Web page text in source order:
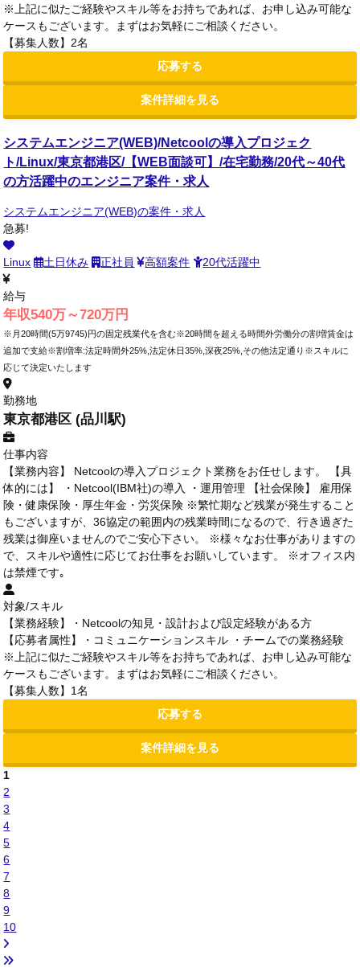
※上記に似たご経験やスキル等をお持ちであれば、お申し込み可能な
ケースもございます。まずはお気軽にご相談ください。
【募集人数】2名
応募する
案件詳細を見る
システムエンジニア(WEB)/Netcoolの導入プロジェク
ト/Linux/東京都港区/【WEB面談可】/在宅勤務/20代～40代
の方活躍中のエンジニア案件・求人
システムエンジニア(WEB)の案件・求人
急募!
Linux 土日休み 正社員 高額案件 20代活躍中
給与
年収540万～720万円
※月20時間(5万9745)円の固定残業代を含む※20時間を超える時間外労働分の割増賃金は
追加で支給※割増率:法定時間外25%,法定休日35%,深夜25%,その他法定通り※スキルに
応じて決定いたします
勤務地
東京都港区 (品川駅)
仕事内容
【業務内容】 Netcoolの導入プロジェクト業務をお任せします。 【具
体的には】 ・Netcool(IBM社)の導入 ・運用管理 【社会保険】 雇用保
険・健康保険・厚生年金・労災保険 ※繁忙期など残業が発生すること
もございますが、36協定の範囲内の残業時間になるので、行き過ぎた
残業は御座いませんのでご安心下さい。 ※様々なお仕事がありますの
で、スキルや適性に応じてお仕事をお願いしています。 ※オフィス内
は禁煙です｡
対象/スキル
【業務経験】・Netcoolの知見・設計および設定経験がある方
【応募者属性】・コミュニケーションスキル ・チームでの業務経験
※上記に似たご経験やスキル等をお持ちであれば、お申し込み可能な
ケースもございます。まずはお気軽にご相談ください。
【募集人数】1名
応募する
案件詳細を見る
1
2
3
4
5
6
7
8
9
10